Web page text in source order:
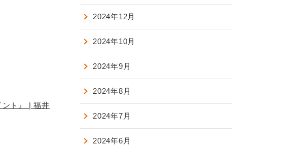
ト』 | 福井
2024年12月
2024年10月
2024年9月
2024年8月
2024年7月
2024年6月